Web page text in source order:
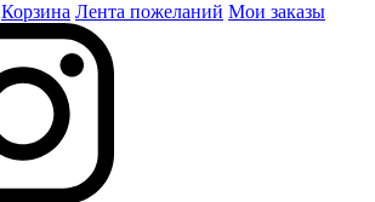
Корзина Лента пожеланий Мои заказы